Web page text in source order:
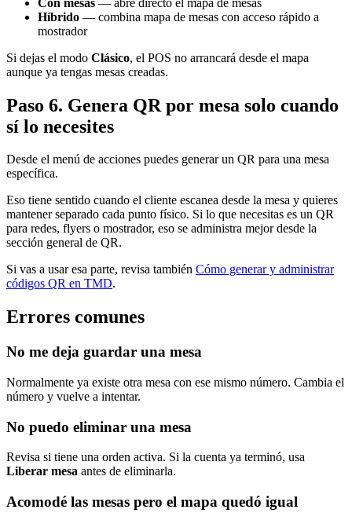
Híbrido — combina mapa de mesas con acceso rápido a
mostrador
Si dejas el modo Clásico, el POS no arrancará desde el mapa
aunque ya tengas mesas creadas.
Paso 6. Genera QR por mesa solo cuando
sí lo necesites
Desde el menú de acciones puedes generar un QR para una mesa
específica.
Eso tiene sentido cuando el cliente escanea desde la mesa y quieres
mantener separado cada punto físico. Si lo que necesitas es un QR
para redes, flyers o mostrador, eso se administra mejor desde la
sección general de QR.
Si vas a usar esa parte, revisa también Cómo generar y administrar
códigos QR en TMD.
Errores comunes
No me deja guardar una mesa
Normalmente ya existe otra mesa con ese mismo número. Cambia el
número y vuelve a intentar.
No puedo eliminar una mesa
Revisa si tiene una orden activa. Si la cuenta ya terminó, usa
Liberar mesa antes de eliminarla.
Acomodé las mesas pero el mapa quedó igual